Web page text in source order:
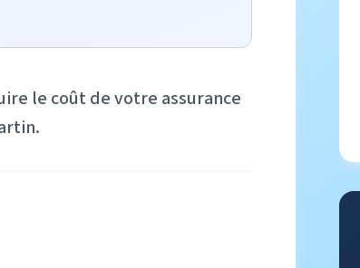
le coût de votre assurance